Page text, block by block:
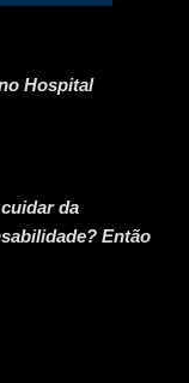
Hospital
da
Então